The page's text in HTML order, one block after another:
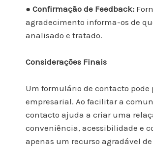
● Confirmação de Feedback:
agradecimento informa-os de
analisado e tratado.
Considerações Finais
Um formulário de contacto
empresarial. Ao facilitar a
contacto ajuda a criar uma
conveniência, acessibilidade e
apenas um recurso agradável